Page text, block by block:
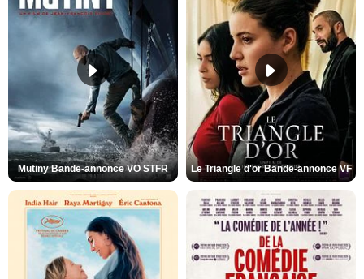
Mutiny Bande-annonce VO STFR Le Triangle d'or Bande-annonce VF